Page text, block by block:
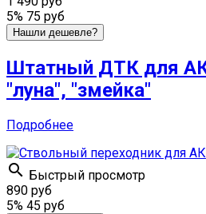
5% 75 руб
Нашли дешевле?
Штатный ДТК для
"луна", "змейка"
Подробнее
 Быстрый просмотр
890 руб
5% 45 руб